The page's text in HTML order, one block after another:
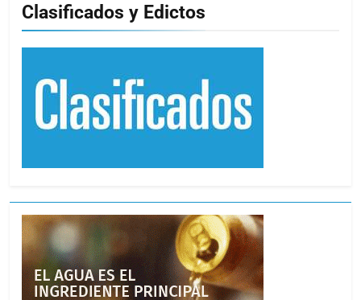
Clasificados y Edictos